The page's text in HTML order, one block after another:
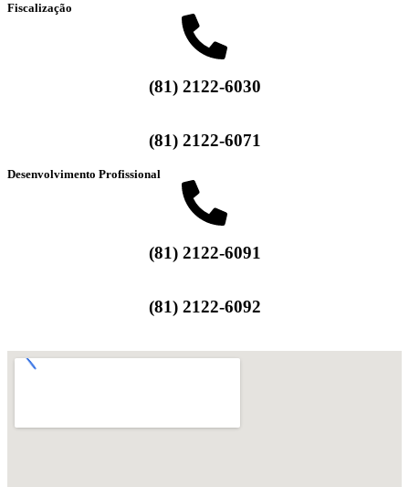
Fiscalização
(81) 2122-6030
(81) 2122-6071
Desenvolvimento Profissional
(81) 2122-6091
(81) 2122-6092